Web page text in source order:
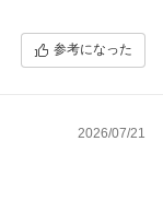
参考になった
2026/07/21